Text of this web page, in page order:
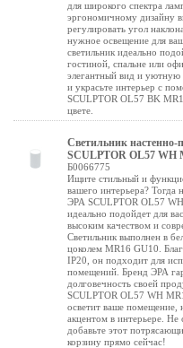
для широкого спектра
эргономичному дизайну
регулировать угол
нужное освещение для
светильник идеально
гостиной, спальне или
элегантный вид и
и украсьте интерьер с
SCULPTOR OL57 BK
цвете.
Светильник
SCULPTOR OL57 WH
Б0066775
Ищите стильный и
вашего интерьера? Тогда
ЭРА SCULPTOR OL57
идеально подойдет для
высоким качеством и
Светильник выполнен в
цоколем MR16 GU10.
IP20, он подходит для
помещений. Бренд ЭРА
долговечность своей
SCULPTOR OL57 WH
осветит ваше помещение,
акцентом в интерьере. Не
добавьте этот
корзину прямо сейчас!